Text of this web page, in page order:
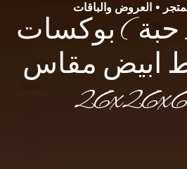
• العروض والباقات
درزن (12 حبة ) بوكسات
ابيض مقاس